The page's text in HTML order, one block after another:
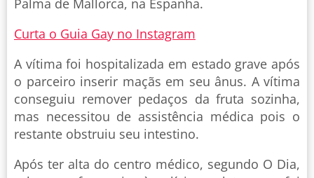
Palma de Mallorca, na Espanha.
Curta o Guia Gay no Instagram
A vítima foi hospitalizada em estado grave após
o parceiro inserir maçãs em seu ânus. A vítima
conseguiu remover pedaços da fruta sozinha,
mas necessitou de assistência médica pois o
restante obstruiu seu intestino.
Após ter alta do centro médico, segundo O Dia,